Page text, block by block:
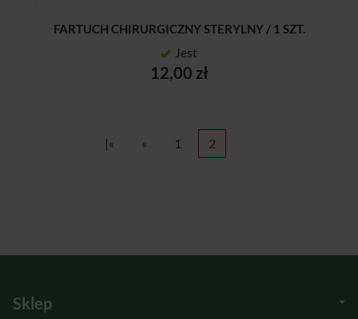
FARTUCH CHIRURGICZNY STERYLNY / 1 SZT.
Jest
12,00 zł
|« « 1 2
Sklep